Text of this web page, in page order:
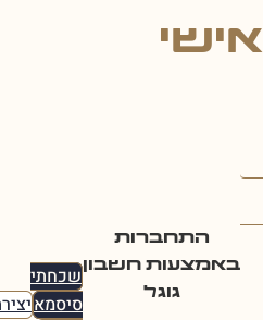
חשבוןשכחתי
סיסמא